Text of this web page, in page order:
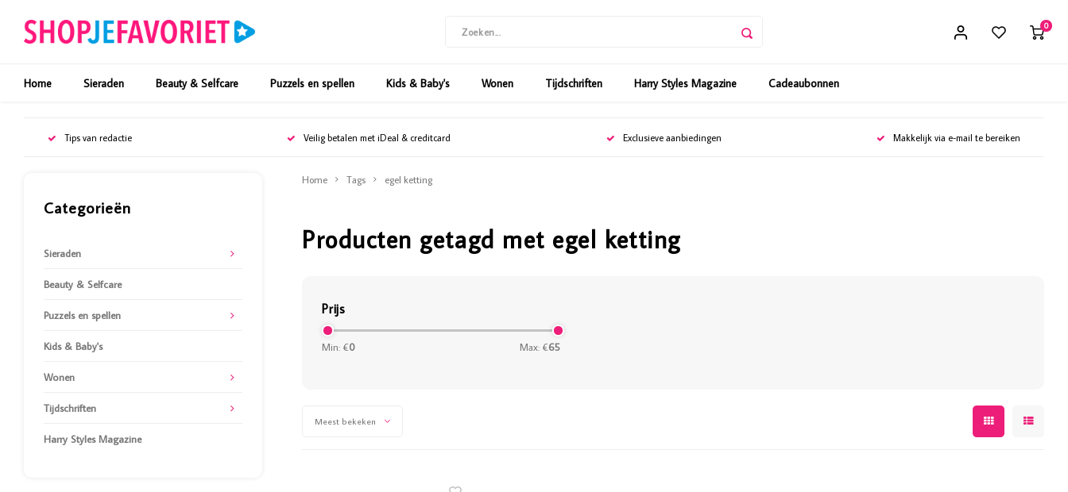
0
Home Sieraden Beauty & Selfcare Puzzels en spellen Kids & Baby's Wonen Tijdschriften Harry Styles Magazine Cadeaubonnen
Tips van redactie Veilig betalen met iDeal & creditcard Exclusieve aanbiedingen Makkelijk via e-mail te bereiken
Categorieën
Sieraden
Beauty & Selfcare
Puzzels en spellen
Kids & Baby's
Wonen
Tijdschriften
Harry Styles Magazine
Home Tags egel ketting
Producten getagd met egel ketting
Prijs
Min: €0 Max: €65
Meest bekeken